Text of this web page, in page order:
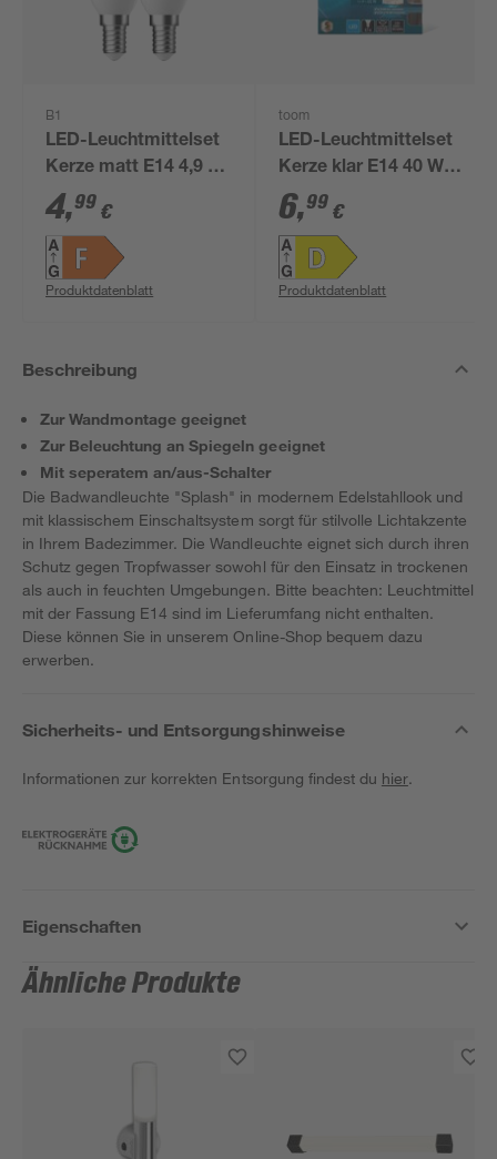
B1
LED-Leuchtmittelset
Kerze matt E14 4,9 W
470 lm warmweiß 2
Stück
4,99 €
Produktdatenblatt
toom
LED-Leuchtmittelset
Kerze klar E14 40 W
470 lm warmweiß 3
Stück
6,99 €
Produktdatenblatt
Beschreibung
Zur Wandmontage geeignet
Zur Beleuchtung an Spiegeln geeignet
Mit seperatem an/aus-Schalter
Die Badwandleuchte "Splash" in modernem Edelstahllook und
mit klassischem Einschaltsystem sorgt für stilvolle Lichtakzente
in Ihrem Badezimmer. Die Wandleuchte eignet sich durch ihren
Schutz gegen Tropfwasser sowohl für den Einsatz in trockenen
als auch in feuchten Umgebungen. Bitte beachten: Leuchtmittel
mit der Fassung E14 sind im Lieferumfang nicht enthalten.
Diese können Sie in unserem Online-Shop bequem dazu
erwerben.
Sicherheits- und Entsorgungshinweise
Informationen zur korrekten Entsorgung findest du hier.
Eigenschaften
Ähnliche Produkte